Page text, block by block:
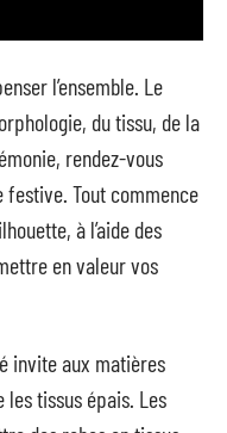
l’ensemble. Le
du tissu, de la
rendez-vous
Tout commence
à l’aide des
en valeur vos
invite aux matières
les tissus épais. Les